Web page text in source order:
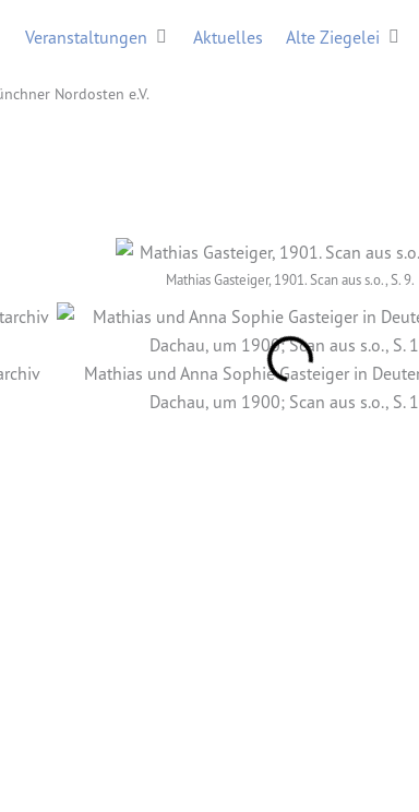
Veranstaltungen Öffne Veranstaltungen
Aktuelles Alte Ziegelei
Nordosten e.V.
Mathias Gasteiger, 1901. Scan aus s.o., S. 9.
Mathias und Anna Sophie Gasteiger in
Dachau, um 1900; Scan aus s.o., S.